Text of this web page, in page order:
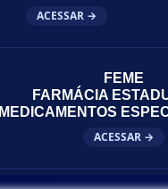
ACESSAR →
FEME
FARMÁCIA
MEDICAMENTOS
ACESSAR →